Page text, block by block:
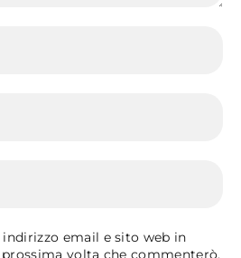
email e sito web in
volta che commenterò.